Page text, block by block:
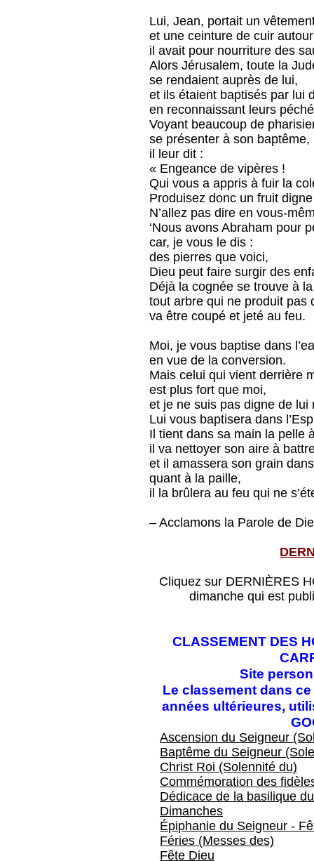
Lui, Jean, portait un
et une ceinture de cuir
il avait pour nourriture des
Alors Jérusalem, toute la
se rendaient auprès de lui,
et ils étaient baptisés par lui
en reconnaissant leurs
Voyant beaucoup de
se présenter à son baptême,
il leur dit :
« Engeance de vipères !
Qui vous a appris à fuir la
Produisez donc un fruit
N’allez pas dire en vous-
‘Nous avons Abraham pour
car, je vous le dis :
des pierres que voici,
Dieu peut faire surgir des
Déjà la cognée se trouve à
tout arbre qui ne produit pas
va être coupé et jeté au feu.
Moi, je vous baptise dans
en vue de la conversion.
Mais celui qui vient derrière
est plus fort que moi,
et je ne suis pas digne de lui
Lui vous baptisera dans
Il tient dans sa main la pelle
il va nettoyer son aire à
et il amassera son grain
quant à la paille,
il la brûlera au feu qui ne
– Acclamons la Parole de
Cliquez sur DERNIÈRES
dimanche qui est
CLASSEMENT DES
Site
Le classement dans
années ultérieures,
Ascension du Seigneur
Baptême du Seigneur
Christ Roi (Solennité du)
Commémoration des
Dédicace de la basilique
Dimanches
Épiphanie du Seigneur -
Féries (Messes des)
Fête Dieu